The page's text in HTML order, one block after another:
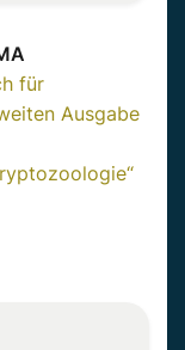
für
Ausgabe